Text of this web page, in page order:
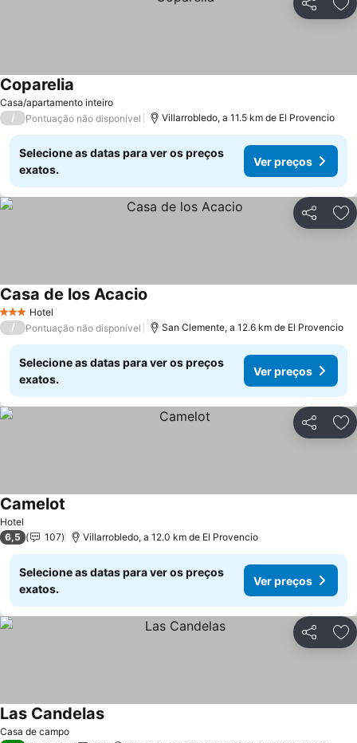
Partilhar
Casa/apartamento inteiro
Coparelia
/ Pontuação não disponível Villarrobledo, a 11.5 km de El Provencio
Selecione as datas para ver os preços
exatos.
Ver preços
Partilhar
3 EstrelasHotel
Casa de los Acacio
/ Pontuação não disponível San Clemente, a 12.6 km de El Provencio
Selecione as datas para ver os preços
exatos.
Ver preços
Partilhar
Hotel
Camelot
6,5 107 Villarrobledo, a 12.0 km de El Provencio
Selecione as datas para ver os preços
exatos.
Ver preços
Partilhar
Casa de campo
Las CandelasVer preços